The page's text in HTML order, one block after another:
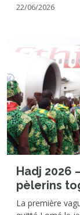
22/06/2026
Hadj 2026
pèlerins
La première